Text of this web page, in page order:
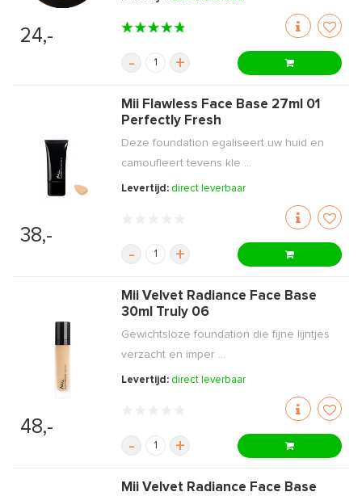
24,-
- +
38,-
Mii Flawless Face Base 27ml 01
Perfectly Fresh
Deze foundation egaliseert uw huid en
camoufleert tevens kle ...
Levertijd: direct leverbaar
- +
48,-
Mii Velvet Radiance Face Base
30ml Truly 06
Gewichtsloze foundation die fijne lijntjes
verzacht en imper ...
Levertijd: direct leverbaar
- +
Mii Velvet Radiance Face Base